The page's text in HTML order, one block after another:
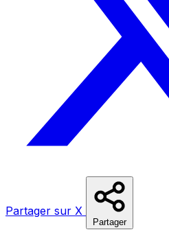
Partager sur X
Partager